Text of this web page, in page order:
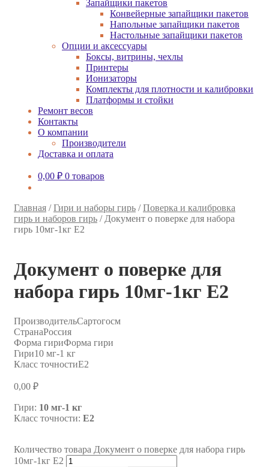
Запайщики пакетов
Конвейерные запайщики пакетов
Напольные запайщики пакетов
Настольные запайщики пакетов
Опции и аксессуары
Боксы, витрины, чехлы
Принтеры
Ионизаторы
Комплекты для плотности и калибровки
Платформы и стойки
Ремонт весов
Контакты
О компании
Производители
Доставка и оплата
0,00 ₽ 0 товаров
Главная /Гири и наборы гирь /Поверка и калибровка
гирь и наборов гирь / Документ о поверке для набора
гирь 10мг-1кг E2
Документ о поверке для
набора гирь 10мг-1кг E2
ПроизводительСартогосм
СтранаРоссия
Форма гириФорма гири
Гири10 мг-1 кг
Класс точностиE2
0,00 ₽
Гири: 10 мг-1 кг
Класс точности: E2
Количество товара Документ о поверке для набора гирь
10мг-1кг E2